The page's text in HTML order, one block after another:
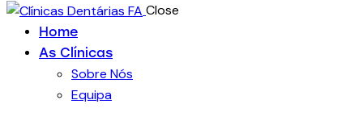
Close
Home
As Clínicas
Sobre Nós
Equipa